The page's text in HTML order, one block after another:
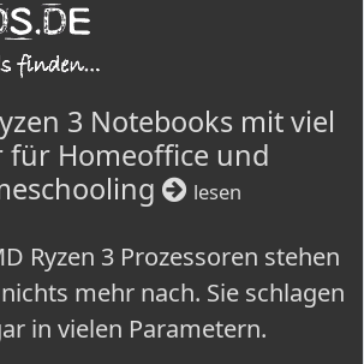
3 Notebooks mit viel
für Homeoffice und
lesen
Ryzen 3 Prozessoren stehen
mehr nach. Sie schlagen
in vielen Parametern.